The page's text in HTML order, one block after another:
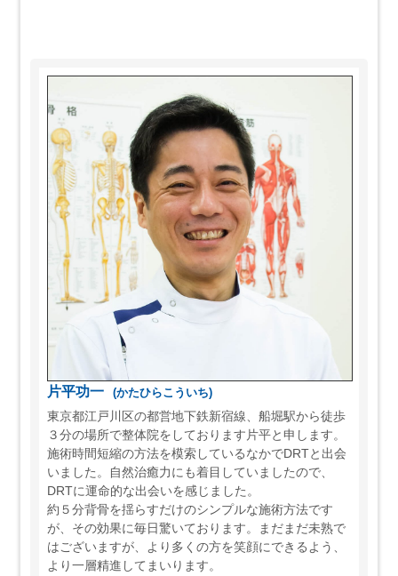
片平功一
(かたひらこういち)
東京都江戸川区の都営地下鉄新宿線、船堀駅から徒歩
３分の場所で整体院をしております片平と申します。
施術時間短縮の方法を模索しているなかでDRTと出会
いました。自然治癒力にも着目していましたので、
DRTに運命的な出会いを感じました。
約５分背骨を揺らすだけのシンプルな施術方法です
が、その効果に毎日驚いております。まだまだ未熟で
はございますが、より多くの方を笑顔にできるよう、
より一層精進してまいります。